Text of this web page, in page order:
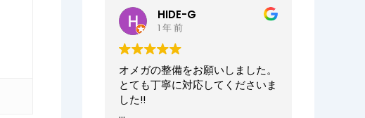
と仕事がマッチしたご商売は人の
心を豊かにするんだなぁと感じ入
りました。ありがとうございま
す。
オーナーからの返信
先日はベルト調整のご依頼誠にあ
HIDE-G
1 年 前
オメガの整備をお願いしました。
とても丁寧に対応してくださいま
した!!